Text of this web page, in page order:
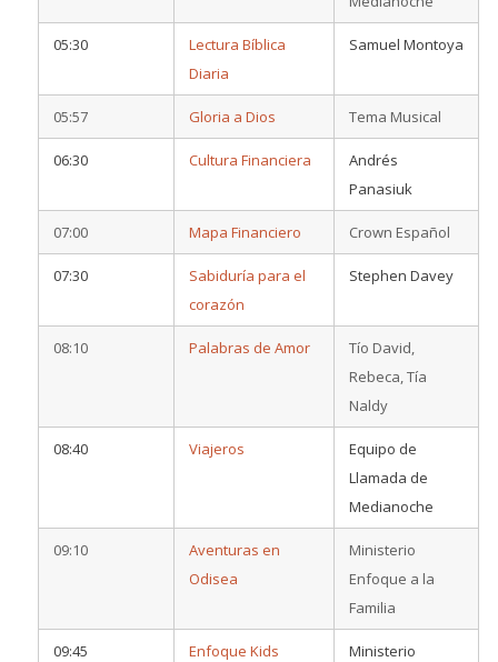
05:30
Lectura Bíblica
Diaria
Samuel Montoya
05:57 Gloria a Dios Tema Musical
06:30 Cultura Financiera
Andrés
Panasiuk
07:00 Mapa Financiero Crown Español
07:30
Sabiduría para el
corazón
Stephen Davey
08:10 Palabras de Amor
Tío David,
Rebeca, Tía
Naldy
08:40 Viajeros
Equipo de
Llamada de
Medianoche
09:10
Aventuras en
Odisea
Ministerio
Enfoque a la
Familia
09:45 Enfoque Kids
Ministerio